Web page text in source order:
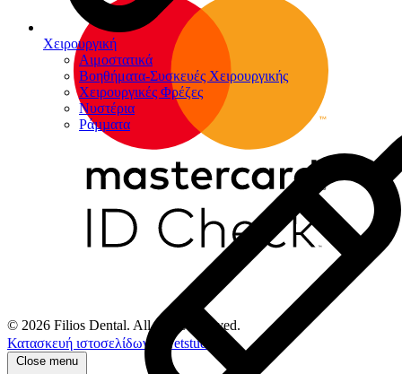
Χειρουργική
Αιμοστατικά
Βοηθήματα-Συσκευές Χειρουργικής
Χειρουργικές Φρέζες
Νυστέρια
Ράµµατα
© 2026 Filios Dental. All rights reserved.
Κατασκευή ιστοσελίδων
Netstudio
Close menu